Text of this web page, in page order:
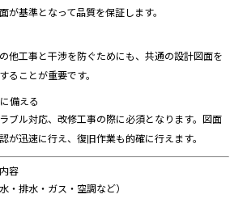
が基準となって品質を保証します。
の他工事と干渉を防ぐためにも、共通の設計図面を
する ことが重要です。
に備える
ブル対応、改修工事の際に必須となり ます。図面
が迅速に行え、復旧作業も的確に行え ます。
内容
・排水・ ガス・ 空調など）